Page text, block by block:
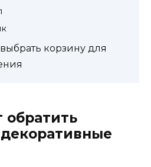
корзину для
обратить